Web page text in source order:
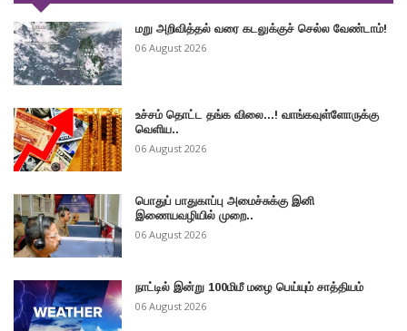
மறு அறிவித்தல் வரை கடலுக்குச் செல்ல வேண்டாம்!
06 August 2026
உச்சம் தொட்ட தங்க விலை...! வாங்கவுள்ளோருக்கு
வெளிய..
06 August 2026
பொதுப் பாதுகாப்பு அமைச்சுக்கு இனி
இணையவழியில் முறை..
06 August 2026
நாட்டில் இன்று 100மிமீ மழை பெய்யும் சாத்தியம்
06 August 2026